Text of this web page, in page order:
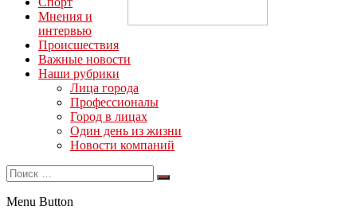
Мнения и
интервью
Происшествия
Важные новости
Наши рубрики
Лица города
Профессионалы
Город в лицах
Один день из жизни
Новости компаний
Menu Button